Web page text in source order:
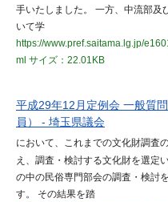
手いたしました。 一方、中流部及
いて学
https://www.pref.saitama.lg.jp/
ml サイズ：22.01KB
平成29年12月定例会 一般質
員） - 埼玉県議会
において、これまでの文化財調査
え、調査・検討する文化財を選定
の中の民俗専門部会の調査・検討
す。 その結果を踏